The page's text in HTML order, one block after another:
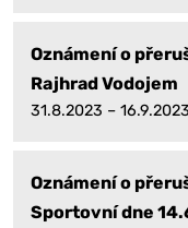
Oznámení o
Rajhrad Vodojem
31.8.2023 – 16.9.2023
Oznámení o
Sportovní dne